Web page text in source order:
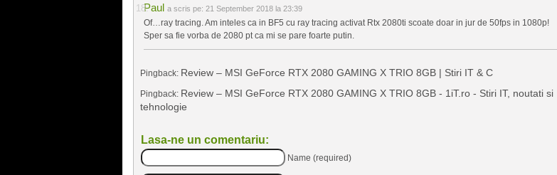
Paul a scris pe: 21 September 2018 la 23:39
Of…ray tracing. Am inteles ca in BF5 cu ray tracing activat Rtx 2080ti scoate doar in jur de 50fps in 1080p!
Sper sa fie vorba de 2080 pt ca mi se pare foarte putin.
Pingback: Review – MSI GeForce RTX 2080 GAMING X TRIO 8GB | Stiri IT & C
Pingback: Review – MSI GeForce RTX 2080 GAMING X TRIO 8GB - 1iT.ro - Stiri IT, noutati si
tehnologie
Lasa-ne un comentariu:
Name (required)